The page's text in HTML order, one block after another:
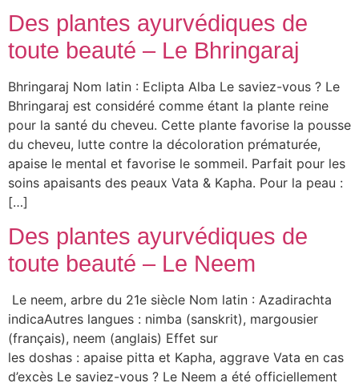
Des plantes ayurvédiques de
toute beauté – Le Bhringaraj
Bhringaraj Nom latin : Eclipta Alba Le saviez-vous ? Le
Bhringaraj est considéré comme étant la plante reine
pour la santé du cheveu. Cette plante favorise la pousse
du cheveu, lutte contre la décoloration prématurée,
apaise le mental et favorise le sommeil. Parfait pour les
soins apaisants des peaux Vata & Kapha. Pour la peau :
[…]
Des plantes ayurvédiques de
toute beauté – Le Neem
Le neem, arbre du 21e siècle Nom latin : Azadirachta
indicaAutres langues : nimba (sanskrit), margousier
(français), neem (anglais) Effet sur
les doshas : apaise pitta et Kapha, aggrave Vata en cas
d’excès Le saviez-vous ? Le Neem a été officiellement